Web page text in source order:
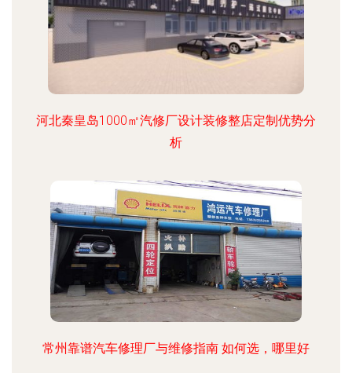
河北秦皇岛1000㎡汽修厂设计装修整店定制优势分
析
常州靠谱汽车修理厂与维修指南 如何选，哪里好